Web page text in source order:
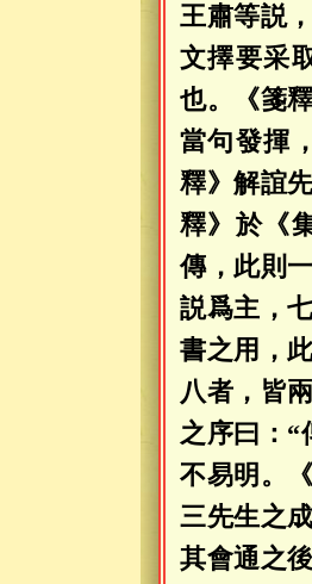
王肅等説
文擇要采
也。《箋
當句發揮
釋》解誼
釋》於《
傳，此則
説爲主，
書之用，
八者，皆
之序曰：“
不易明。
三先生之
其會通之